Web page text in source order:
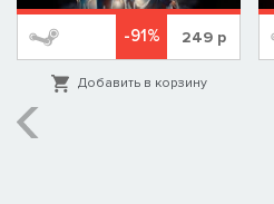
-91% 249р
Добавить в корзину